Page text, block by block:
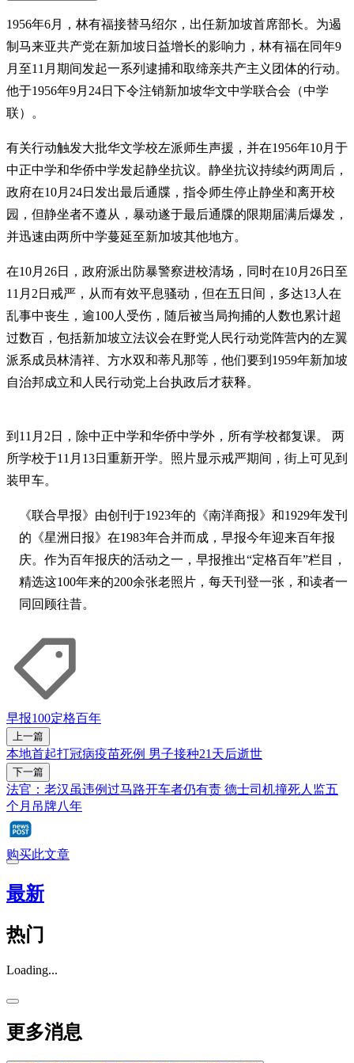
1956年6月，林有福接替马绍尔，出任新加坡首席部长。为遏
制马来亚共产党在新加坡日益增长的影响力，林有福在同年9
月至11月期间发起一系列逮捕和取缔亲共产主义团体的行动。
他于1956年9月24日下令注销新加坡华文中学联合会（中学
联）。
有关行动触发大批华文学校左派师生声援，并在1956年10月于
中正中学和华侨中学发起静坐抗议。静坐抗议持续约两周后，
政府在10月24日发出最后通牒，指令师生停止静坐和离开校
园，但静坐者不遵从，暴动遂于最后通牒的限期届满后爆发，
并迅速由两所中学蔓延至新加坡其他地方。
在10月26日，政府派出防暴警察进校清场，同时在10月26日至
11月2日戒严，从而有效平息骚动，但在五日间，多达13人在
乱事中丧生，逾100人受伤，随后被当局拘捕的人数也累计超
过数百，包括新加坡立法议会在野党人民行动党阵营内的左翼
派系成员林清祥、方水双和蒂凡那等，他们要到1959年新加坡
自治邦成立和人民行动党上台执政后才获释。
到11月2日，除中正中学和华侨中学外，所有学校都复课。 两
所学校于11月13日重新开学。照片显示戒严期间，街上可见到
装甲车。
《联合早报》由创刊于1923年的《南洋商报》和1929年发刊
的《星洲日报》在1983年合并而成，早报今年迎来百年报
庆。作为百年报庆的活动之一，早报推出“定格百年”栏目，
精选这100年来的200余张老照片，每天刊登一张，和读者一
同回顾往昔。
早报100定格百年
上一篇
本地首起打冠病疫苗死例 男子接种21天后逝世
下一篇
法官：老汉虽违例过马路开车者仍有责 德士司机撞死人监五
个月吊牌八年
购买此文章
最新
热门
Loading...
更多消息